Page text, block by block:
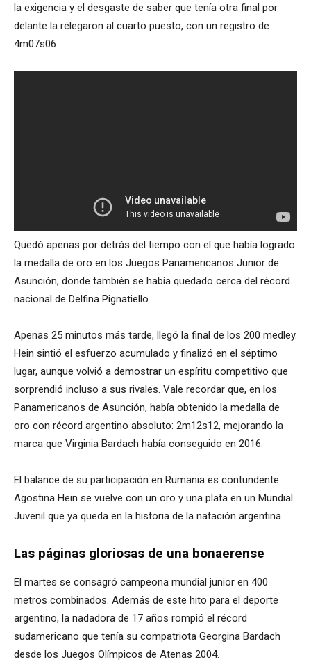
la exigencia y el desgaste de saber que tenía otra final por
delante la relegaron al cuarto puesto, con un registro de
4m07s06.
Quedó apenas por detrás del tiempo con el que había logrado
la medalla de oro en los Juegos Panamericanos Junior de
Asunción, donde también se había quedado cerca del récord
nacional de Delfina Pignatiello.
Apenas 25 minutos más tarde, llegó la final de los 200 medley.
Hein sintió el esfuerzo acumulado y finalizó en el séptimo
lugar, aunque volvió a demostrar un espíritu competitivo que
sorprendió incluso a sus rivales. Vale recordar que, en los
Panamericanos de Asunción, había obtenido la medalla de
oro con récord argentino absoluto: 2m12s12, mejorando la
marca que Virginia Bardach había conseguido en 2016.
El balance de su participación en Rumania es contundente:
Agostina Hein se vuelve con un oro y una plata en un Mundial
Juvenil que ya queda en la historia de la natación argentina.
Las páginas gloriosas de una bonaerense
El martes se consagró campeona mundial junior en 400
metros combinados. Además de este hito para el deporte
argentino, la nadadora de 17 años rompió el récord
sudamericano que tenía su compatriota Georgina Bardach
desde los Juegos Olímpicos de Atenas 2004.